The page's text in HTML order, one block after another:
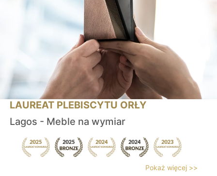
LAUREAT PLEBISCYTU ORŁY
Lagos - Meble na wymiar
Pokaż więcej >>